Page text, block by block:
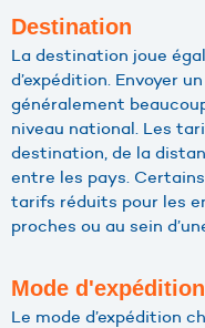
Destination
La destination joue
d’expédition. Envoyer
généralement
niveau national. Les
destination, de la
entre les pays.
tarifs réduits pour les
proches ou au sein
Mode d'expédition
Le mode d’expédition